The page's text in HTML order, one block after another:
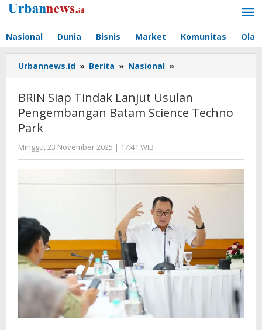
Lewati
Nasional Dunia Bisnis Market Komunitas
Urbannews.id » Berita » Nasional »
Siap
Lanjut
Usulan
Techno
BRIN Siap Tindak Lanjut Usulan
Pengembangan Batam Science Techno
Park
Minggu, 23 November 2025 | 17:41 WIB
Editor